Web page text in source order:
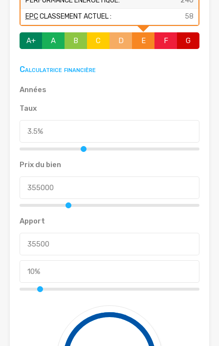
EPCCLASSEMENT ACTUEL : 58
A+ A B C D E F G
Calculatrice financière
Années
Taux
Prix du bien
Apport